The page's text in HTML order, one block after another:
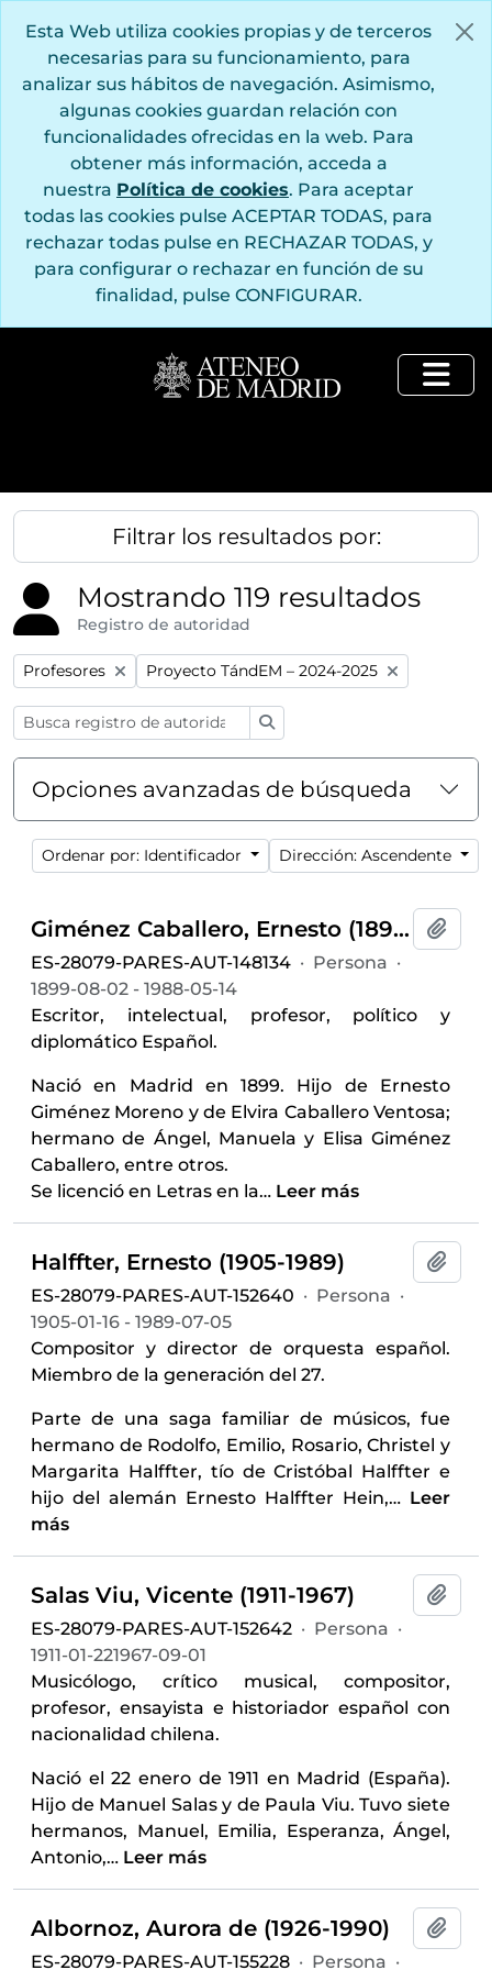
Esta Web utiliza cookies propias y de terceros
necesarias para su funcionamiento, para
analizar sus hábitos de navegación. Asimismo,
algunas cookies guardan relación con
funcionalidades ofrecidas en la web. Para
obtener más información, acceda a
nuestra Política de cookies. Para aceptar
todas las cookies pulse ACEPTAR TODAS, para
rechazar todas pulse en RECHAZAR TODAS, y
para configurar o rechazar en función de su
finalidad, pulse CONFIGURAR.
Filtrar los resultados por:
Mostrando 119 resultados
Registro de autoridad
Remove filter:
Profesores Remove filter:
Proyecto TándEM – 2024-2025
Opciones avanzadas de búsqueda
Ordenar por: Identificador Dirección: Ascendente
Giménez Caballero, Ernesto (1899-1988)
ES-28079-PARES-AUT-148134 · Persona ·
1899-08-02 - 1988-05-14
Escritor, intelectual, profesor, político y
diplomático Español.
Nació en Madrid en 1899. Hijo de Ernesto
Giménez Moreno y de Elvira Caballero Ventosa;
hermano de Ángel, Manuela y Elisa Giménez
Caballero, entre otros.
Se licenció en Letras en la… Leer más
Halffter, Ernesto (1905-1989)
ES-28079-PARES-AUT-152640 · Persona ·
1905-01-16 - 1989-07-05
Compositor y director de orquesta español.
Miembro de la generación del 27.
Parte de una saga familiar de músicos, fue
hermano de Rodolfo, Emilio, Rosario, Christel y
Margarita Halffter, tío de Cristóbal Halffter e
hijo del alemán Ernesto Halffter Hein,… Leer
más
Salas Viu, Vicente (1911-1967)
ES-28079-PARES-AUT-152642 · Persona ·
1911-01-221967-09-01
Musicólogo, crítico musical, compositor,
profesor, ensayista e historiador español con
nacionalidad chilena.
Nació el 22 enero de 1911 en Madrid (España).
Hijo de Manuel Salas y de Paula Viu. Tuvo siete
hermanos, Manuel, Emilia, Esperanza, Ángel,
Antonio,… Leer más
Albornoz, Aurora de (1926-1990)
ES-28079-PARES-AUT-155228 · Persona ·